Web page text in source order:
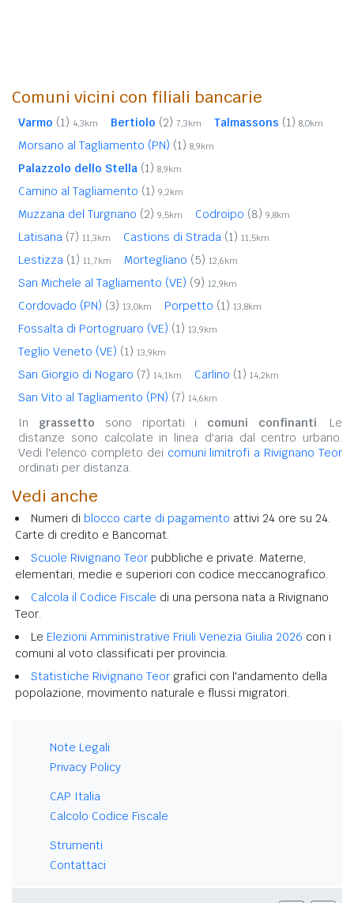
Comuni vicini con filiali bancarie
Varmo (1) 4,3km Bertiolo (2) 7,3km Talmassons (1) 8,0km
Morsano al Tagliamento (PN) (1) 8,9km
Palazzolo dello Stella (1) 8,9km
Camino al Tagliamento (1) 9,2km
Muzzana del Turgnano (2) 9,5km Codroipo (8) 9,8km
Latisana (7) 11,3km Castions di Strada (1) 11,5km
Lestizza (1) 11,7km Mortegliano (5) 12,6km
San Michele al Tagliamento (VE) (9) 12,9km
Cordovado (PN) (3) 13,0km Porpetto (1) 13,8km
Fossalta di Portogruaro (VE) (1) 13,9km
Teglio Veneto (VE) (1) 13,9km
San Giorgio di Nogaro (7) 14,1km Carlino (1) 14,2km
San Vito al Tagliamento (PN) (7) 14,6km
In grassetto sono riportati i comuni confinanti. Le
distanze sono calcolate in linea d'aria dal centro urbano.
Vedi l'elenco completo dei comuni limitrofi a Rivignano Teor
ordinati per distanza.
Vedi anche
Numeri di blocco carte di pagamento attivi 24 ore su 24.
Carte di credito e Bancomat.
Scuole Rivignano Teor pubbliche e private. Materne,
elementari, medie e superiori con codice meccanografico.
Calcola il Codice Fiscale di una persona nata a Rivignano
Teor.
Le Elezioni Amministrative Friuli Venezia Giulia 2026 con i
comuni al voto classificati per provincia.
Statistiche Rivignano Teor grafici con l'andamento della
popolazione, movimento naturale e flussi migratori.
Note Legali
Privacy Policy
CAP Italia
Calcolo Codice Fiscale
Strumenti
Contattaci